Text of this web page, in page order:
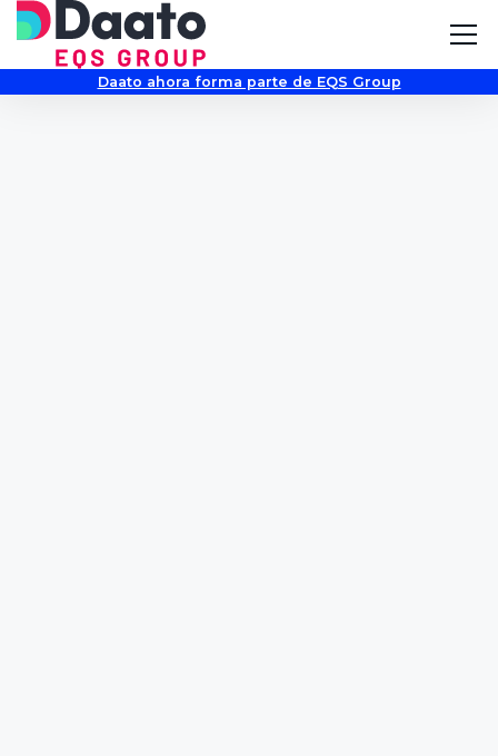
Daato ahora forma parte de EQS Group